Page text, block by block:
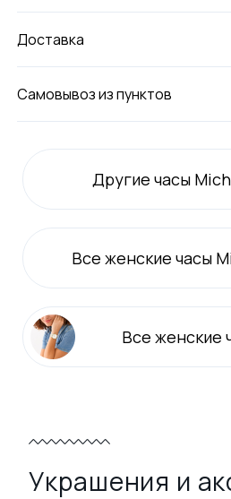
Доставка
Самовывоз из пунктов
Другие часы
Все женские часы
Все женские
Украшения и